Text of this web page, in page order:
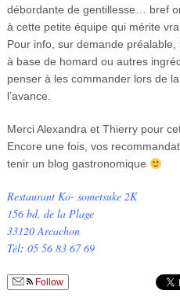
débordante de gentillesse… bref
à cette petite équipe qui mérite
Pour info, sur demande préalable,
à base de homard ou autres
penser à les commander lors de
l’avance.
Merci Alexandra et Thierry pour
Encore une fois, vos
tenir un blog gastronomique
Restaurant Ko- sometsuke 2K
156 bd. de la Plage
33120 Arcachon
Tél: 05 56 83 67 69
Follow